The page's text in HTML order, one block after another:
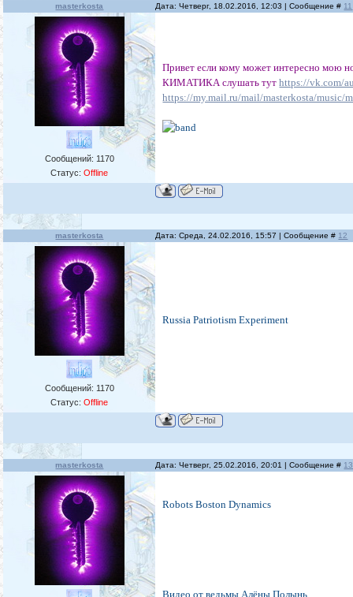
masterkosta Дата: Четверг, 18.02.2016, 12:03 | Сообщение # 11
Сообщений: 1170
Статус:Offline
Привет если кому может интересно мою
КИМАТИКА слушать тутhttps://vk.com/
https://my.mail.ru/mail/masterkosta/music/
masterkosta Дата: Среда, 24.02.2016, 15:57 | Сообщение # 12
Сообщений: 1170
Статус:Offline
Russia Patriotism Experiment
masterkosta Дата: Четверг, 25.02.2016, 20:01 | Сообщение # 13
Robots Boston Dynamics
Видео от ведьмы Алёны Полынь